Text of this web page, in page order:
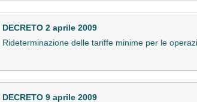
DECRETO 2 aprile 2009
Rideterminazione delle tariffe minime per le
DECRETO 9 aprile 2009